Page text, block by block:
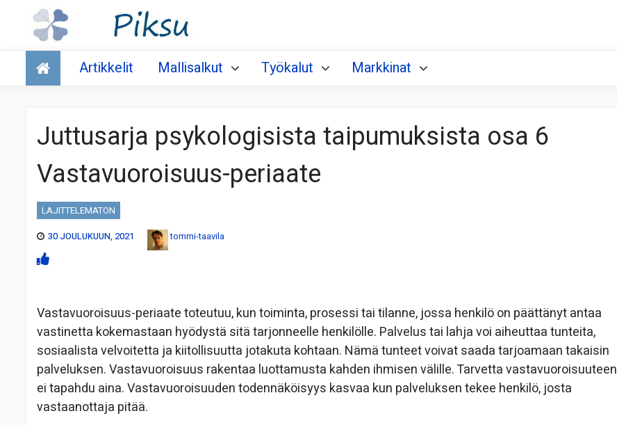
Talous
Artikkelit Mallisalkut Työkalut Markkinat
Juttusarja psykologisista taipumuksista osa 6
Vastavuoroisuus-periaate
LAJITTELEMATON
30 JOULUKUUN, 2021
tommi-taavila
Vastavuoroisuus-periaate toteutuu, kun toiminta, prosessi tai tilanne, jossa henkilö on päättänyt antaa
vastinetta kokemastaan hyödystä sitä tarjonneelle henkilölle. Palvelus tai lahja voi aiheuttaa tunteita,
sosiaalista velvoitetta ja kiitollisuutta jotakuta kohtaan. Nämä tunteet voivat saada tarjoamaan takaisin
palveluksen. Vastavuoroisuus rakentaa luottamusta kahden ihmisen välille. Tarvetta vastavuoroisuuteen
ei tapahdu aina. Vastavuoroisuuden todennäköisyys kasvaa kun palveluksen tekee henkilö, josta
vastaanottaja pitää.